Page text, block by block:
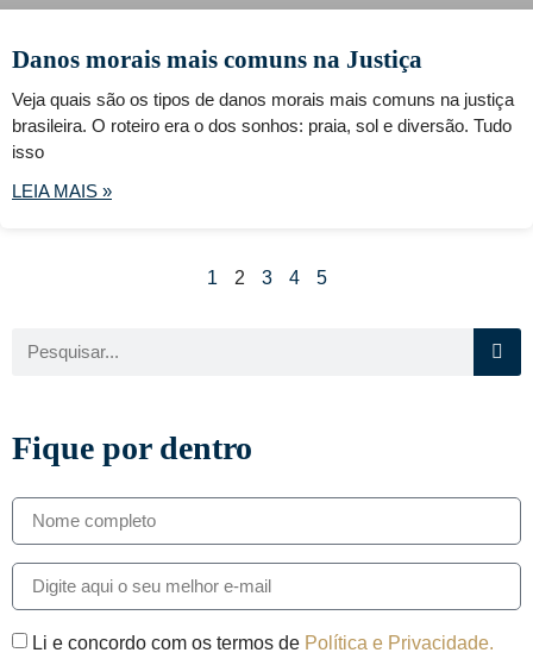
Danos morais mais comuns na Justiça
Veja quais são os tipos de danos morais mais comuns na justiça
brasileira. O roteiro era o dos sonhos: praia, sol e diversão. Tudo
isso
LEIA MAIS »
1 2 3 4 5
Fique por dentro
Li e concordo com os termos de Política e Privacidade.